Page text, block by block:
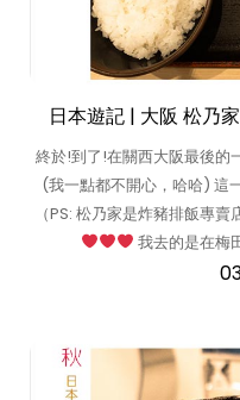
日本遊記 | 大阪 松乃
終於!到了!在關西大阪最後的
(我一點都不開心，哈哈) 這
（PS: 松乃家是炸豬排飯專
我去的是在梅